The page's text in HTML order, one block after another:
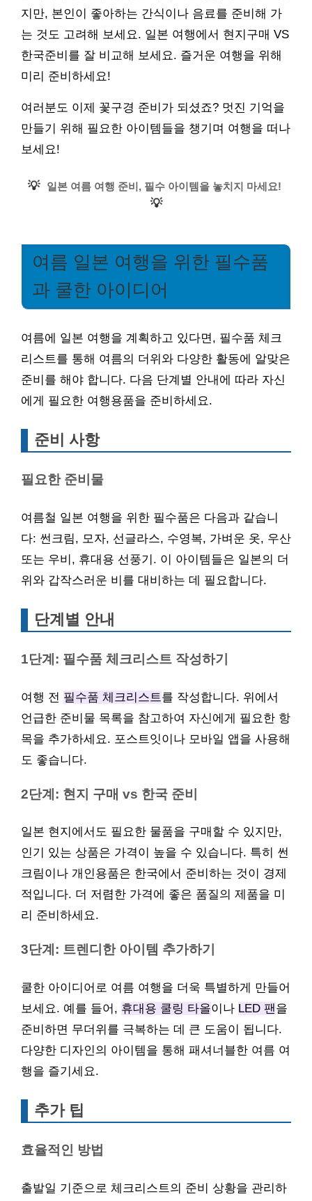
지만, 본인이 좋아하는 간식이나 음료를 준비해 가
는 것도 고려해 보세요. 일본 여행에서 현지구매 VS
한국준비를 잘 비교해 보세요. 즐거운 여행을 위해
미리 준비하세요!
여러분도 이제 꽃구경 준비가 되셨죠? 멋진 기억을
만들기 위해 필요한 아이템들을 챙기며 여행을 떠나
보세요!
💡 일본 여름 여행 준비, 필수 아이템을 놓치지 마세요!
💡
여름 일본 여행을 위한 필수품
과 쿨한 아이디어
여름에 일본 여행을 계획하고 있다면, 필수품 체크
리스트를 통해 여름의 더위와 다양한 활동에 알맞은
준비를 해야 합니다. 다음 단계별 안내에 따라 자신
에게 필요한 여행용품을 준비하세요.
준비 사항
필요한 준비물
여름철 일본 여행을 위한 필수품은 다음과 같습니
다: 썬크림, 모자, 선글라스, 수영복, 가벼운 옷, 우산
또는 우비, 휴대용 선풍기. 이 아이템들은 일본의 더
위와 갑작스러운 비를 대비하는 데 필요합니다.
단계별 안내
1단계: 필수품 체크리스트 작성하기
여행 전 필수품 체크리스트 를 작성합니다. 위에서
언급한 준비물 목록을 참고하여 자신에게 필요한 항
목을 추가하세요. 포스트잇이나 모바일 앱을 사용해
도 좋습니다.
2단계: 현지 구매 vs 한국 준비
일본 현지에서도 필요한 물품을 구매할 수 있지만,
인기 있는 상품은 가격이 높을 수 있습니다. 특히 썬
크림이나 개인용품은 한국에서 준비하는 것이 경제
적입니다. 더 저렴한 가격에 좋은 품질의 제품을 미
리 준비하세요.
3단계: 트렌디한 아이템 추가하기
쿨한 아이디어로 여름 여행을 더욱 특별하게 만들어
보세요. 예를 들어, 휴대용 쿨링 타올이나 LED 팬을
준비하면 무더위를 극복하는 데 큰 도움이 됩니다.
다양한 디자인의 아이템을 통해 패셔너블한 여름 여
행을 즐기세요.
추가 팁
효율적인 방법
출발일 기준으로 체크리스트의 준비 상황을 관리하